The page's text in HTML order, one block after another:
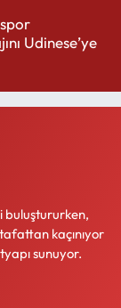
Udinese’ye
buluştururken,
kaçınıyor
sunuyor.